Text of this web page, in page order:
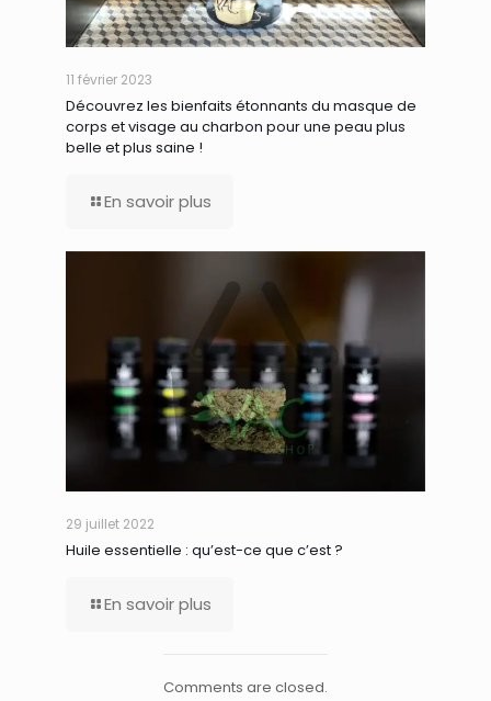
11 février 2023
Découvrez les bienfaits étonnants du masque de
corps et visage au charbon pour une peau plus
belle et plus saine !
En savoir plus
29 juillet 2022
Huile essentielle : qu’est-ce que c’est ?
En savoir plus
Comments are closed.